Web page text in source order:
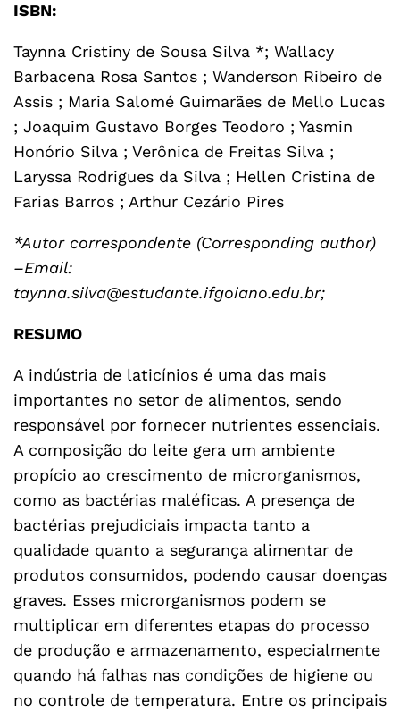
ISBN:
Taynna Cristiny de Sousa Silva *; Wallacy
Barbacena Rosa Santos ; Wanderson Ribeiro de
Assis ; Maria Salomé Guimarães de Mello Lucas
; Joaquim Gustavo Borges Teodoro ; Yasmin
Honório Silva ; Verônica de Freitas Silva ;
Laryssa Rodrigues da Silva ; Hellen Cristina de
Farias Barros ; Arthur Cezário Pires
*Autor correspondente (Corresponding author)
–Email:
taynna.silva@estudante.ifgoiano.edu.br;
RESUMO
A indústria de laticínios é uma das mais
importantes no setor de alimentos, sendo
responsável por fornecer nutrientes essenciais.
A composição do leite gera um ambiente
propício ao crescimento de microrganismos,
como as bactérias maléficas. A presença de
bactérias prejudiciais impacta tanto a
qualidade quanto a segurança alimentar de
produtos consumidos, podendo causar doenças
graves. Esses microrganismos podem se
multiplicar em diferentes etapas do processo
de produção e armazenamento, especialmente
quando há falhas nas condições de higiene ou
no controle de temperatura. Entre os principais